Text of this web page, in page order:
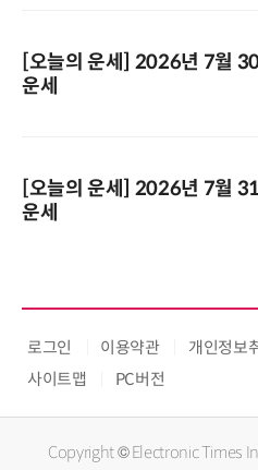
[오늘의 운세] 2026년 7월
운세
[오늘의 운세] 2026년 7월
운세
로그인 이용약관 개인정보
사이트맵
PC버전
Copyright © Electronic Times